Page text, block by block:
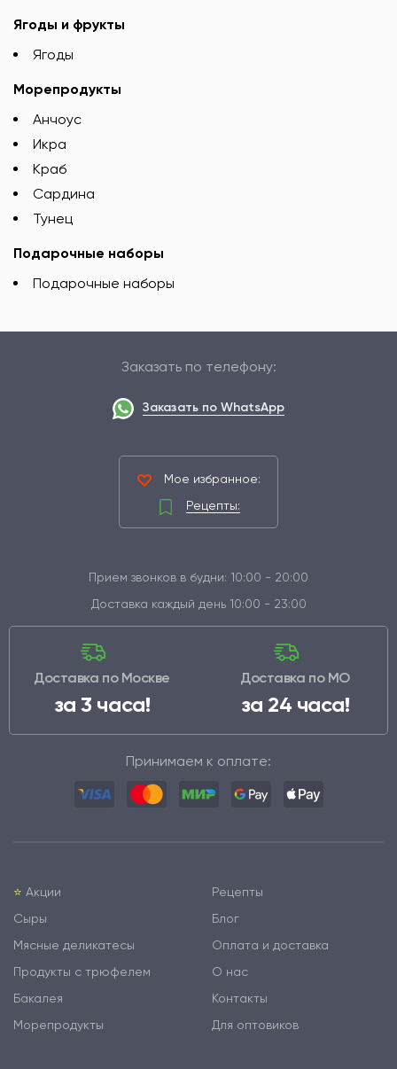
Ягоды и фрукты
Ягоды
Морепродукты
Анчоус
Икра
Краб
Сардина
Тунец
Подарочные наборы
Подарочные наборы
Заказать по телефону:
Заказать по WhatsApp
Мое избранное:
Рецепты:
Прием звонков в будни: 10:00 - 20:00
Доставка каждый день 10:00 - 23:00
Доставка по Москве
за 3 часа!
Доставка по МО
за 24 часа!
Принимаем к оплате:
⭐️ Акции
Сыры
Мясные деликатесы
Продукты с трюфелем
Бакалея
Морепродукты
Рецепты
Блог
Оплата и доставка
О нас
Контакты
Для оптовиков